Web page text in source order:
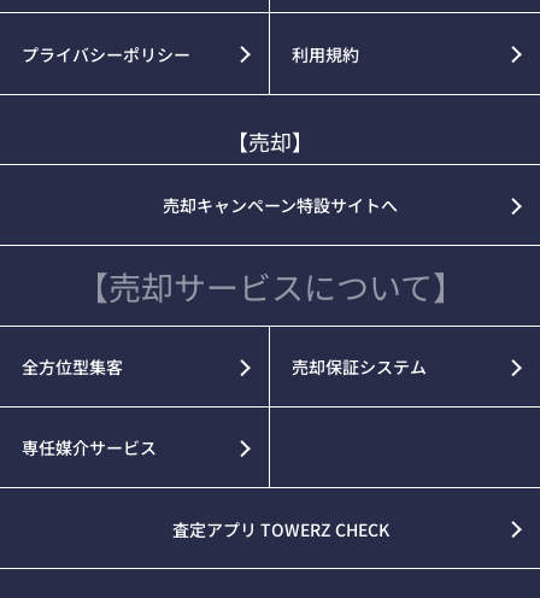
プライバシーポリシー 利用規約
【売却】
売却キャンペーン特設サイトへ
【売却サービスについて】
全方位型集客 売却保証システム
専任媒介サービス
査定アプリ TOWERZ CHECK